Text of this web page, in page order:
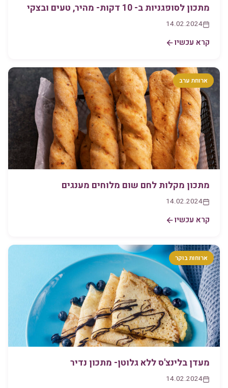
מתכון לסופגניות ב- 10 דקות- מהיר, טעים ובצקי
14.02.2024
קרא עכשיו
ארוחת ערב
מתכון מקלות לחם שום מלוחים מענגים
14.02.2024
קרא עכשיו
ארוחות בוקר
מעדן בלינצ'ס ללא גלוטן- מתכון נדיר
14.02.2024